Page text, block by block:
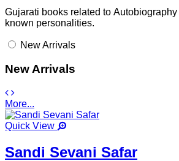
Gujarati books related to Autobiography
known personalities.
New Arrivals
New Arrivals
More...
Quick View
Sandi Sevani Safar